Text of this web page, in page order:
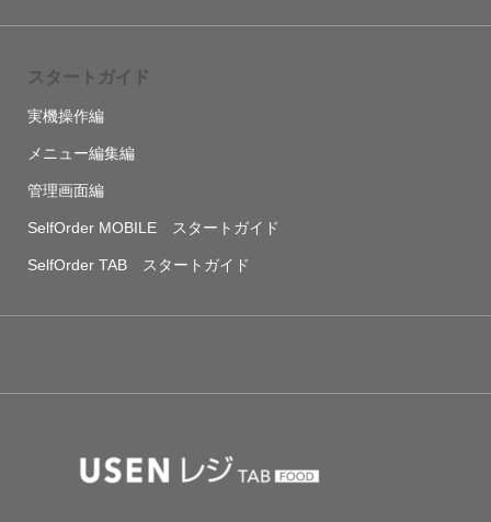
スタートガイド
実機操作編
メニュー編集編
管理画面編
SelfOrder MOBILE スタートガイド
SelfOrder TAB スタートガイド